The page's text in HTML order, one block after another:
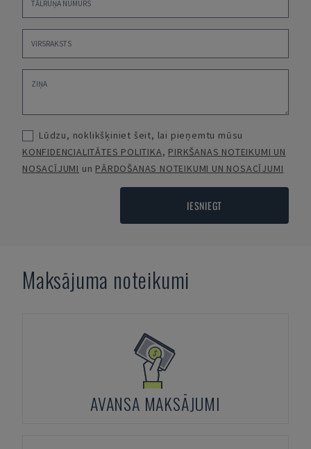
Lūdzu, noklikšķiniet šeit, lai pieņemtu mūsu
KONFIDENCIALITĀTES POLITIKA, PIRKŠANAS NOTEIKUMI UN
NOSACĪJUMI un PĀRDOŠANAS NOTEIKUMI UN NOSACĪJUMI
IESNIEGT
Maksājuma noteikumi
AVANSA MAKSĀJUMI